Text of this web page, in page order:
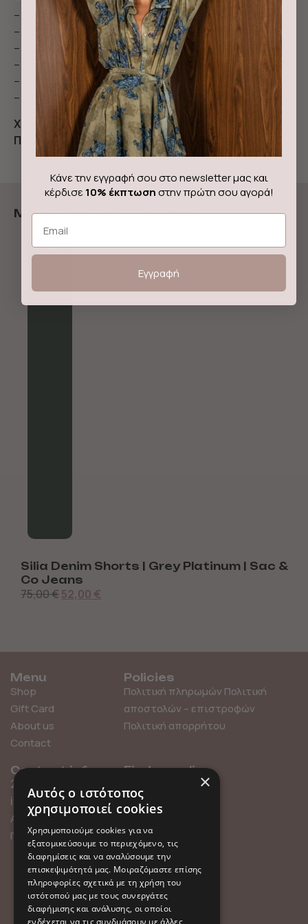
– Δύο πλαϊνές και δύο πίσω τσέπες
– Patch λογότυπου στο πίσω μέρος
– Διαθέτει κουμπί και φερμουάρ
– Χαλαρή γραμμή με φαρδύ τελείωμα
– Ύφασμα από 100% Οργανικό Cotton
– Ελληνική κατασκευή
Χρώμα:
Γκρί
Ποιότητα:100% Βαμβάκι
More from Sac & Co Jeans
Sale!
Silia Denim Shorts | Grey Platinum | Sac &
Co Jeans
75,00€52,00 €
Menu
Shop
Gift Card
About us
Contact
Policies
Πολιτική πληρωμών Πολιτική
αποστολών – επιστροφών
Πολιτική απορρήτου
Contact info
211 0101119
info@millefleurs.gr
Αγίου Αλεξάνδρου 69,
Παλαιό Φάληρο
Find us online
Κάνε την εγγραφή σου στο newsletter μας και
κέρδισε 10% έκπτωσηστην πρώτη σου αγορά!
Email
Εγγραφή
×
Αυτός ο ιστότοπος
χρησιμοποιεί cookies
Χρησιμοποιούμε cookies για να
εξατομικεύσουμε το περιεχόμενο, τις
διαφημίσεις και να αναλύσουμε την
επισκεψιμότητά μας. Μοιραζόμαστε επίσης
πληροφορίες σχετικά με τη χρήση του
ιστότοπού μας με τους συνεργάτες
διαφήμισης και ανάλυσης, οι οποίοι
ενδέχεται να τις συνδυάσουν με άλλες